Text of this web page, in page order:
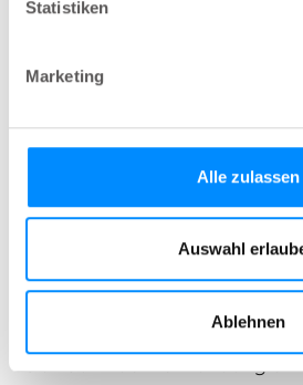
Statistiken
Marketing
Alle zulassen
Auswahl
Ablehnen
Kontrolle
keine Angst
haben.
Insert hingegen ist einfach
sich dank der Verwendung